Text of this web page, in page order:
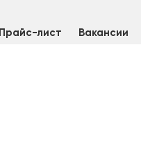
Прайс-лист Вакансии